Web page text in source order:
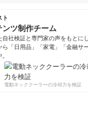
ト
ンツ制作チーム
自社検証と専門家の声をもとに
ら「日用品」「家電」「金融サ
テンツ制作チームのプロフィール
電動ネッククーラーの冷却力を検証